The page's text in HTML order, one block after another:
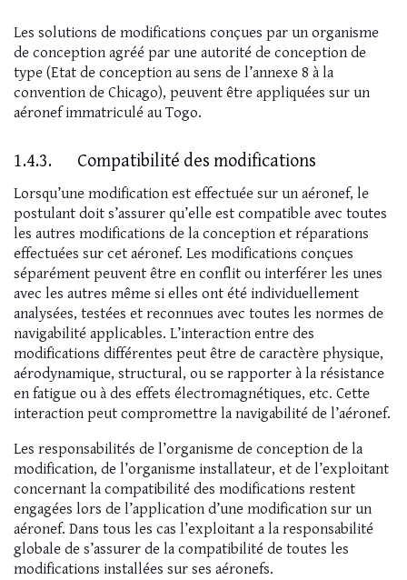
Les solutions de modifications conçues par un organisme
de conception agréé par une autorité de conception de
type (Etat de conception au sens de l’annexe 8 à la
convention de Chicago), peuvent être appliquées sur un
aéronef immatriculé au Togo.
1.4.3. Compatibilité des modifications
Lorsqu’une modification est effectuée sur un aéronef, le
postulant doit s’assurer qu’elle est compatible avec toutes
les autres modifications de la conception et réparations
effectuées sur cet aéronef. Les modifications conçues
séparément peuvent être en conflit ou interférer les unes
avec les autres même si elles ont été individuellement
analysées, testées et reconnues avec toutes les normes de
navigabilité applicables. L’interaction entre des
modifications différentes peut être de caractère physique,
aérodynamique, structural, ou se rapporter à la résistance
en fatigue ou à des effets électromagnétiques, etc. Cette
interaction peut compromettre la navigabilité de l’aéronef.
Les responsabilités de l’organisme de conception de la
modification, de l’organisme installateur, et de l’exploitant
concernant la compatibilité des modifications restent
engagées lors de l’application d’une modification sur un
aéronef. Dans tous les cas l’exploitant a la responsabilité
globale de s’assurer de la compatibilité de toutes les
modifications installées sur ses aéronefs.